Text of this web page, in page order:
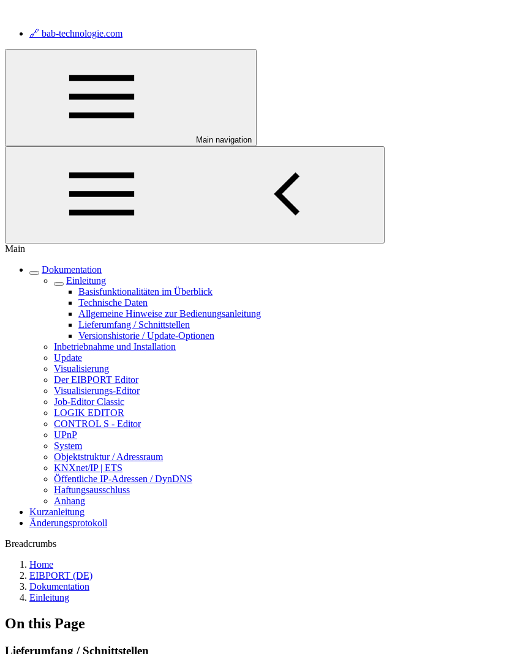
🔗 bab-technologie.com
Main navigation
Main
Dokumentation
Einleitung
Basisfunktionalitäten im Überblick
Technische Daten
Allgemeine Hinweise zur Bedienungsanleitung
Lieferumfang / Schnittstellen
Versionshistorie / Update-Optionen
Inbetriebnahme und Installation
Update
Visualisierung
Der EIBPORT Editor
Visualisierungs-Editor
Job-Editor Classic
LOGIK EDITOR
CONTROL S - Editor
UPnP
System
Objektstruktur / Adressraum
KNXnet/IP | ETS
Öffentliche IP-Adressen / DynDNS
Haftungsausschluss
Anhang
Kurzanleitung
Änderungsprotokoll
Breadcrumbs
Home
EIBPORT (DE)
Dokumentation
Einleitung
On this Page
Lieferumfang / Schnittstellen